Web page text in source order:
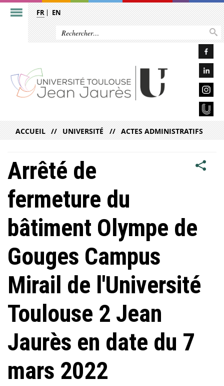
FR EN
ACCUEIL UNIVERSITÉ ACTES ADMINISTRATIFS
Arrêté de
fermeture du
bâtiment Olympe de
Gouges Campus
Mirail de l'Université
Toulouse 2 Jean
Jaurès en date du 7
mars 2022